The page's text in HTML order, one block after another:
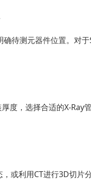
待测元器件位置。对
度，选择合适的X-
或利用CT进行3D切